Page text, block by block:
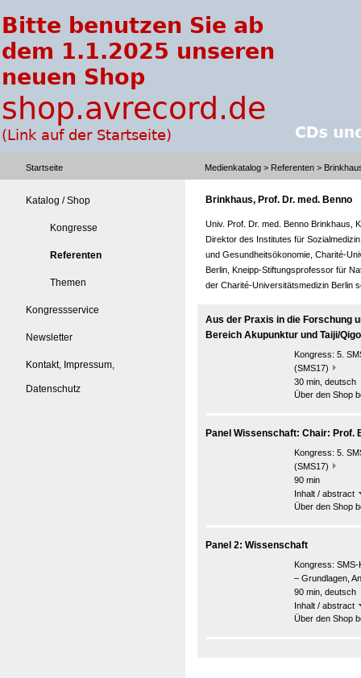
Startseite Medienkatalog > Referenten >
Katalog / Shop
Kongresse
Referenten
Themen
Kongressservice
Newsletter
Kontakt, Impressum,
Datenschutz
Brinkhaus, Prof. Dr. med. Benno
Univ. Prof. Dr. med. Benno Brinkhaus,
Direktor des Institutes für
und Gesundheitsökonomie, Charité-
Berlin, Kneipp-Stiftungsprofessor für
der Charité-Universitätsmedizin Berlin
Aus der Praxis in die Forschung
Bereich Akupunktur und Taiji/
Kongress: 5.
(SMS17)
30 min, deutsch
Über den Shop
Panel Wissenschaft: Chair: Prof.
Kongress: 5.
(SMS17)
90 min
Inhalt / abstract
Über den Shop
Panel 2: Wissenschaft
Kongress: SMS-
– Grundlagen,
90 min, deutsch
Inhalt / abstract
Über den Shop